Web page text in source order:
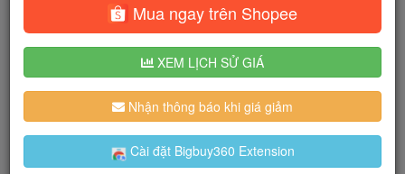
Tìm kiếm
Người dùng đang quan tâm đến 🔥...
Mua ngay trên Shopee
XEM LỊCH SỬ GIÁ
Nhận thông báo khi giá giảm
Cài đặt Bigbuy360 Extension